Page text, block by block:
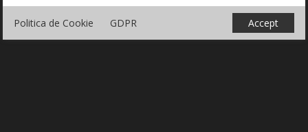
Politica de Cookie GDPR Accept